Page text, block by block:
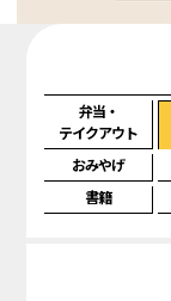
弁当・
テイクアウト
おみやげ
書籍